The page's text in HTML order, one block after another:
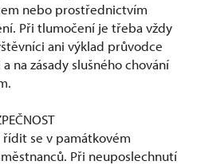
nebo prostřednictvím
Při tlumočení je třeba vždy
ani výklad průvodce
na zásady slušného chování
se v památkovém
Při neuposlechnutí